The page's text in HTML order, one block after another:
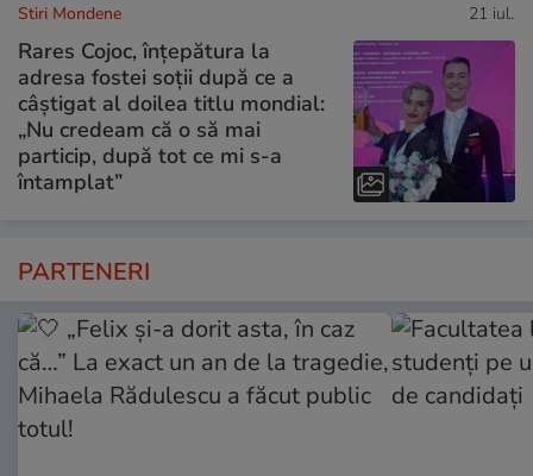
Stiri Mondene 21 iul.
Rares Cojoc, înțepătura la
adresa fostei soții după ce a
câștigat al doilea titlu mondial:
„Nu credeam că o să mai
particip, după tot ce mi s-a
întamplat”
PARTENERI